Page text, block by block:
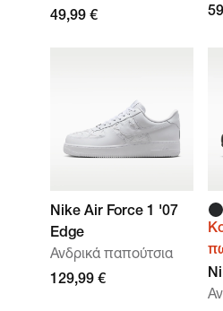
49,99 €
Nike Air Force 1 '07
Edge
Ανδρικά παπούτσια
129,99 €